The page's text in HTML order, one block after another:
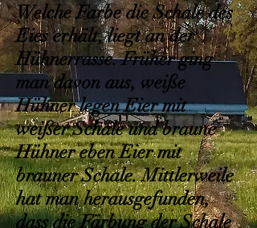
Welche Farbe die Schale des
Eies erhält, liegt an der
Hühnerrasse. Früher ging
man davon aus, weiße
Hühner legen Eier mit
weißer Schale und braune
Hühner eben Eier mit
brauner Schale. Mittlerweile
hat man herausgefunden,
dass die Färbung der Schale